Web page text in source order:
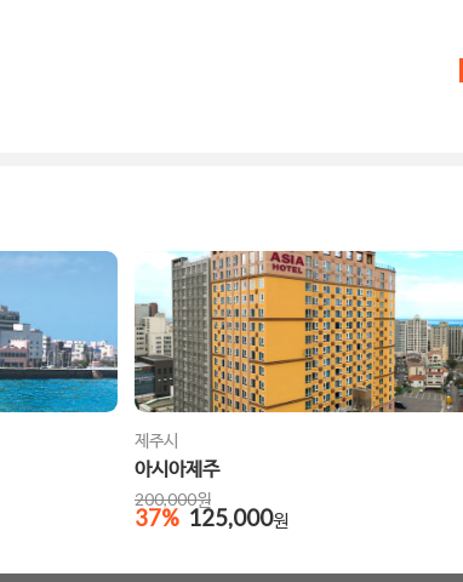
제주시
아시아제주
200,000원
37% 125,000원